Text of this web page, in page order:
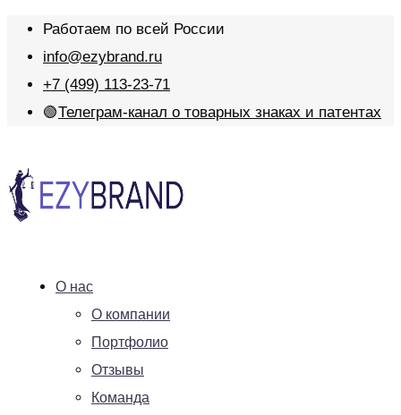
Работаем по всей России
info@ezybrand.ru
+7 (499) 113-23-71
🟢Телеграм-канал о товарных знаках и патентах
О нас
О компании
Портфолио
Отзывы
Команда